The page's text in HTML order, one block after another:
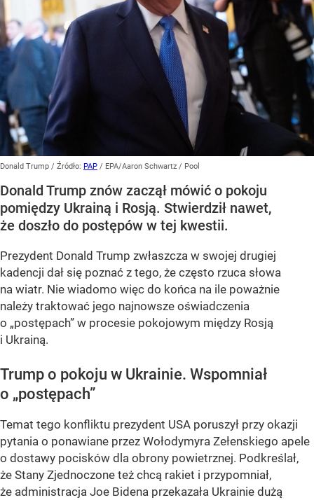
Donald Trump / Źródło: PAP / EPA/Aaron Schwartz / Pool
Donald Trump znów zaczął mówić o pokoju
pomiędzy Ukrainą i Rosją. Stwierdził nawet,
że doszło do postępów w tej kwestii.
Prezydent Donald Trump zwłaszcza w swojej drugiej
kadencji dał się poznać z tego, że często rzuca słowa
na wiatr. Nie wiadomo więc do końca na ile poważnie
należy traktować jego najnowsze oświadczenia
o „postępach” w procesie pokojowym między Rosją
i Ukrainą.
Trump o pokoju w Ukrainie. Wspomniał
o „postępach”
Temat tego konfliktu prezydent USA poruszył przy okazji
pytania o ponawiane przez Wołodymyra Zełenskiego apele
o dostawy pocisków dla obrony powietrznej. Podkreślał,
że Stany Zjednoczone też chcą rakiet i przypomniał,
że administracja Joe Bidena przekazała Ukrainie dużą